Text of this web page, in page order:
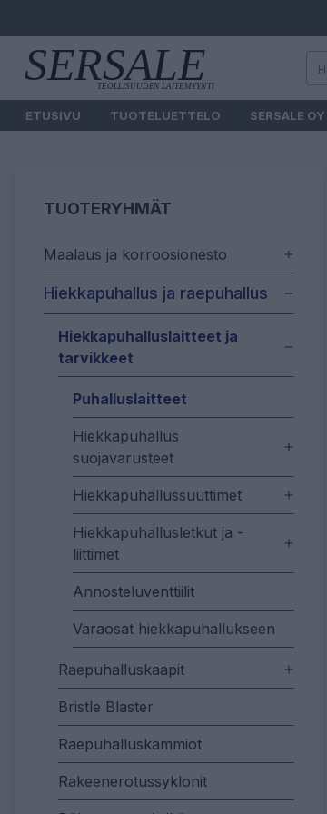
ETUSIVU TUOTELUETTELO SERSALE OY
TUOTERYHMÄT
Maalaus ja korroosionesto
Hiekkapuhallus ja raepuhallus
Hiekkapuhalluslaitteet ja
tarvikkeet
Puhalluslaitteet
Hiekkapuhallus
suojavarusteet
Hiekkapuhallussuuttimet
Hiekkapuhallusletkut ja -
liittimet
Annosteluventtiilit
Varaosat hiekkapuhallukseen
Raepuhalluskaapit
Bristle Blaster
Raepuhalluskammiot
Rakeenerotussyklonit